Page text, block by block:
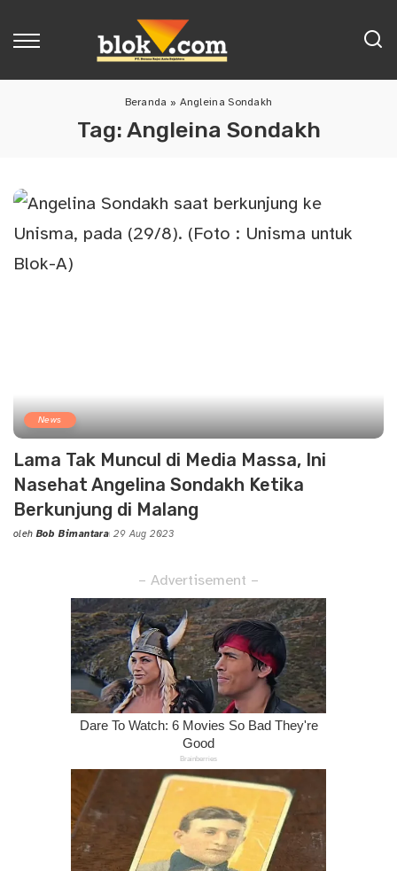
Beranda » Angleina Sondakh
Tag: Angleina Sondakh
News
Lama Tak Muncul di Media Massa, Ini
Nasehat Angelina Sondakh Ketika
Berkunjung di Malang
Posted
oleh Bob Bimantara 29 Aug 2023
– Advertisement –